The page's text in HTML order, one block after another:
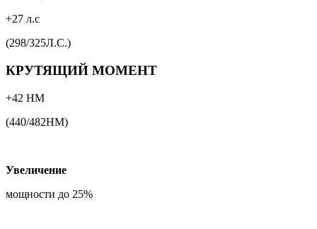
+27 л.с
(298/325Л.С.)
КРУТЯЩИЙ МОМЕНТ
+42 НМ
(440/482НМ)
Увеличение
мощности до 25%